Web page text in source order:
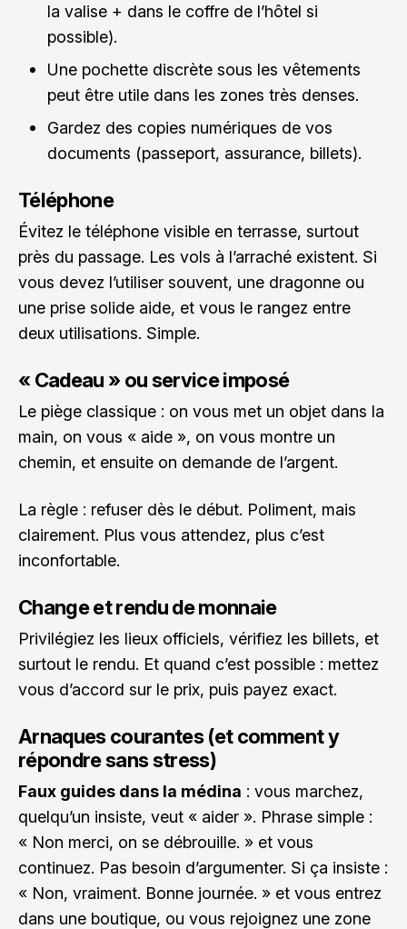
la valise + dans le coffre de l’hôtel si
possible).
Une pochette discrète sous les vêtements
peut être utile dans les zones très denses.
Gardez des copies numériques de vos
documents (passeport, assurance, billets).
Téléphone
Évitez le téléphone visible en terrasse, surtout
près du passage. Les vols à l’arraché existent. Si
vous devez l’utiliser souvent, une dragonne ou
une prise solide aide, et vous le rangez entre
deux utilisations. Simple.
« Cadeau » ou service imposé
Le piège classique : on vous met un objet dans la
main, on vous « aide », on vous montre un
chemin, et ensuite on demande de l’argent.
La règle : refuser dès le début. Poliment, mais
clairement. Plus vous attendez, plus c’est
inconfortable.
Change et rendu de monnaie
Privilégiez les lieux officiels, vérifiez les billets, et
surtout le rendu. Et quand c’est possible : mettez
vous d’accord sur le prix, puis payez exact.
Arnaques courantes (et comment y
répondre sans stress)
Faux guides dans la médina : vous marchez,
quelqu’un insiste, veut « aider ». Phrase simple :
« Non merci, on se débrouille. » et vous
continuez. Pas besoin d’argumenter. Si ça insiste :
« Non, vraiment. Bonne journée. » et vous entrez
dans une boutique, ou vous rejoignez une zone